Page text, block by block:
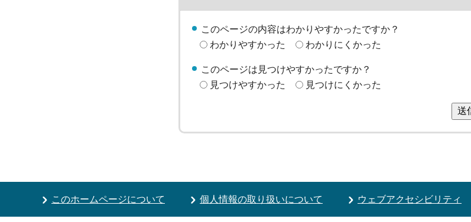
このページの内容はわかりやすかったですか？
わかりやすかった
わかりにくかった
このページは見つけやすかったですか？
見つけやすかった
見つけにくかった
送
このホームページについて 個人情報の取り扱いについて ウェブアクセシビリティ